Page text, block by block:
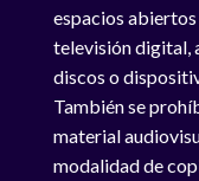
espacios abiertos
televisión digital,
discos o
También se
material
modalidad de